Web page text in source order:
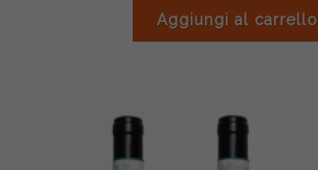
Aggiungi al carrello